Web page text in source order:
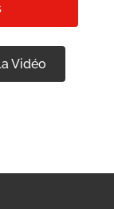
Vidéo